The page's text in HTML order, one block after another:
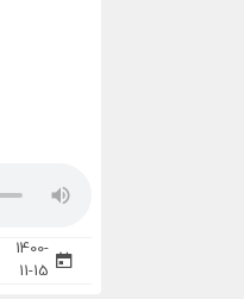
1400-
11-15